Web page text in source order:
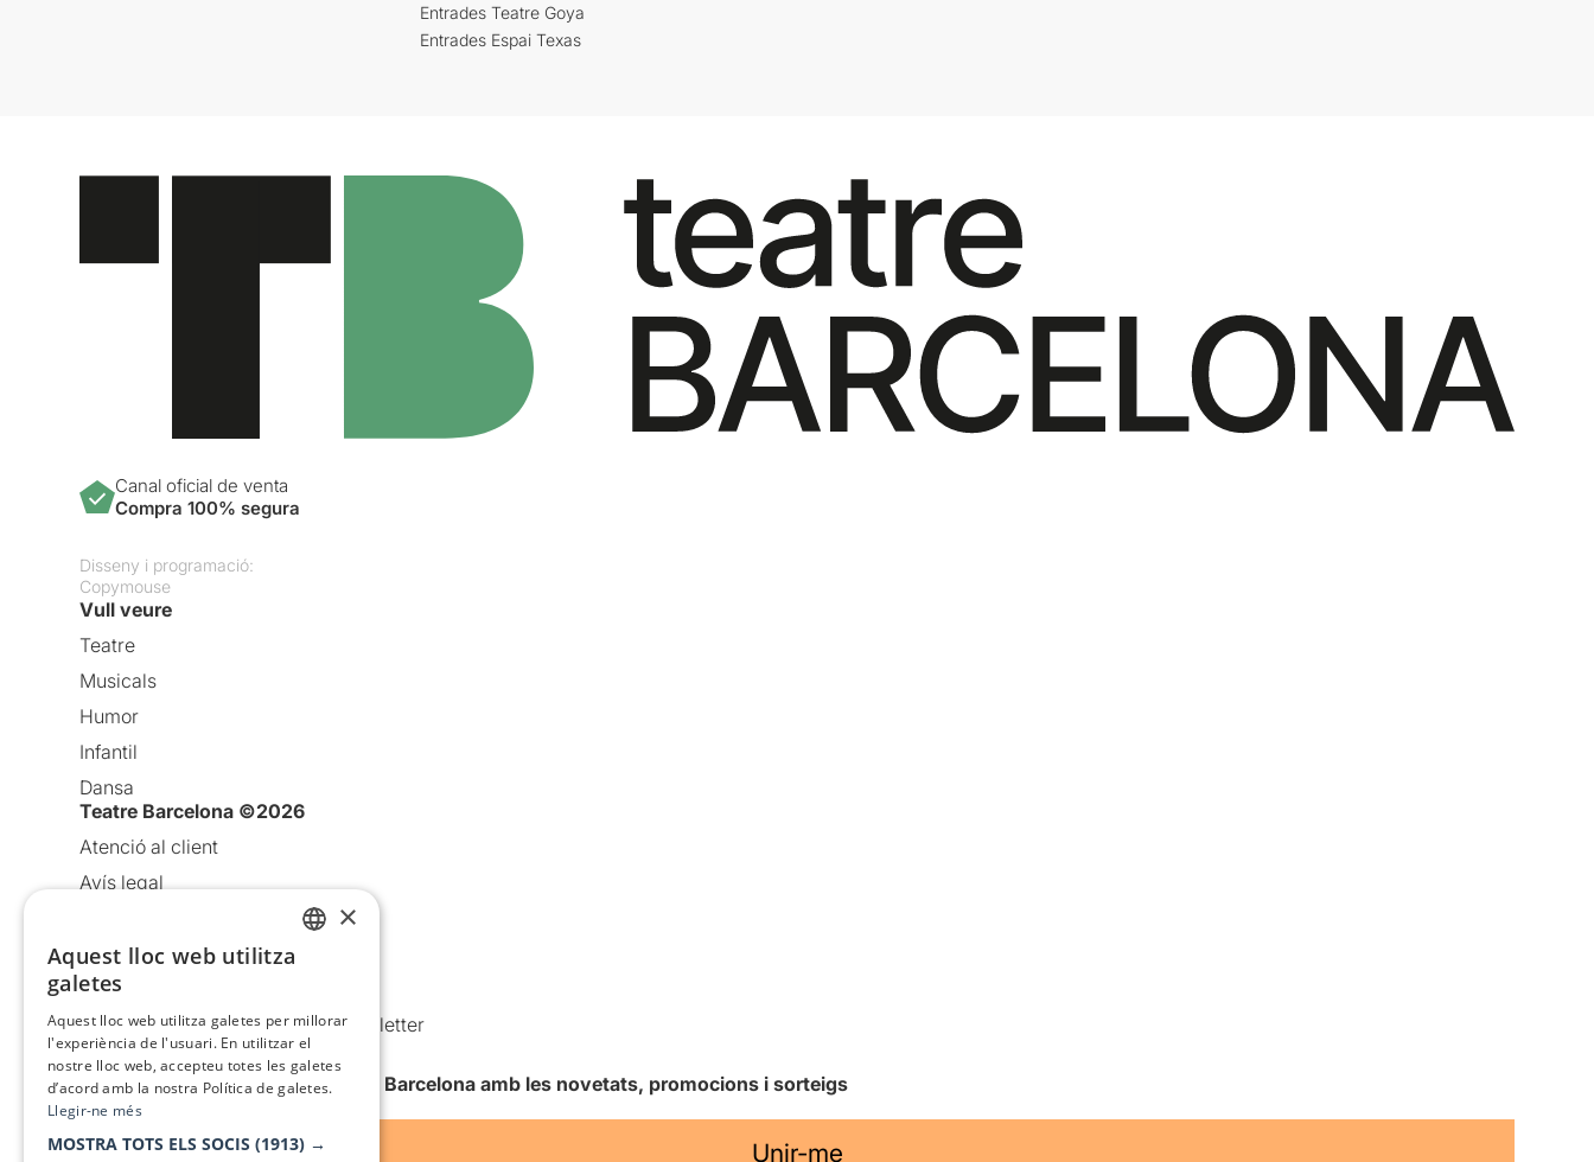
Entrades Teatre Goya
Entrades Espai Texas
Canal oficial de venta
Compra 100% segura
Disseny i programació:
Copymouse
Vull veure
Teatre
Musicals
Humor
Infantil
Dansa
Teatre Barcelona ©2026
Atenció al client
Avís legal
Política de cookies
Condicions d’ús
Comunicacions comercials i Newsletter
Anuncia’t
Vull rebre la newsletter de Teatre Barcelona amb les novetats, promocions i sorteigs
Unir-me
×
Aquest lloc web utilitza
galetes
Aquest lloc web utilitza galetes per millorar
l'experiència de l'usuari. En utilitzar el
nostre lloc web, accepteu totes les galetes
d’acord amb la nostra Política de galetes.
Llegir-ne més
MOSTRA TOTS ELS SOCIS (1913) →